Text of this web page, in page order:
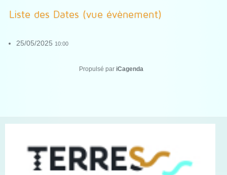
Liste des Dates (vue évènement)
25/05/2025 10:00
Propulsé par iCagenda